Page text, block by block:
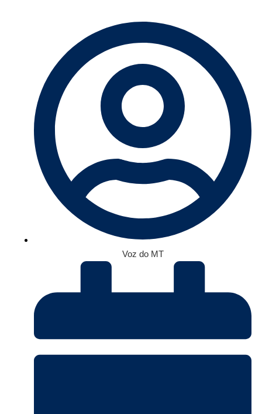
Voz do MT